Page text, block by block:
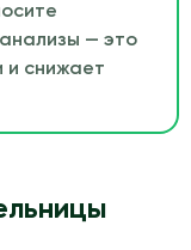
— это
и снижает